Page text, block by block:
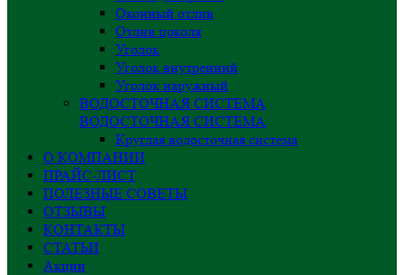
Оконный отлив
Отлив цоколя
Уголок
Уголок внутренний
Уголок наружный
ВОДОСТОЧНАЯ СИСТЕМА
ВОДОСТОЧНАЯ СИСТЕМА
Круглая водосточная система
О КОМПАНИИ
ПРАЙС-ЛИСТ
ПОЛЕЗНЫЕ СОВЕТЫ
ОТЗЫВЫ
КОНТАКТЫ
СТАТЬИ
Акции